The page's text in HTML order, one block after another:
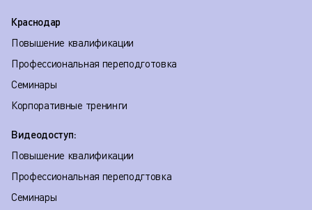
Краснодар
Повышение квалификации
Профессиональная переподготовка
Семинары
Корпоративные тренинги
Видеодоступ:
Повышение квалификации
Профессиональная переподгтовка
Семинары